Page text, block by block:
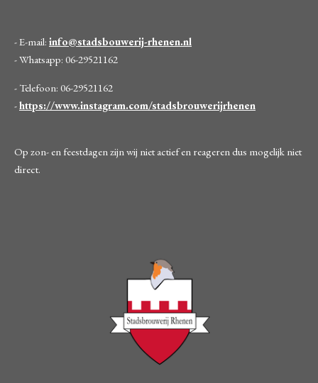
- E-mail: info@stadsbouwerij-rhenen.nl
- Whatsapp: 06-29521162
- Telefoon: 06-29521162
-https://www.instagram.com/stadsbrouwerijrhenen
Op zon- en feestdagen zijn wij niet actief en reageren dus mogelijk niet
direct.